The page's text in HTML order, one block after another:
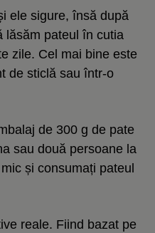
ele sigure, însă după
lăsăm pateul în cutia
zile. Cel mai bine este
de sticlă sau într-o
de 300 g de pate
sau două persoane la
și consumați pateul
reale. Fiind bazat pe